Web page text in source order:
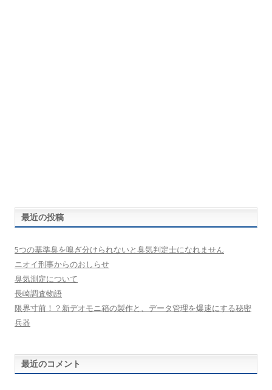
最近の投稿
5つの基準臭を嗅ぎ分けられないと臭気判定士になれません
ニオイ刑事からのおしらせ
臭気測定について
長崎調査物語
限界寸前！？新デオモニ箱の製作と、データ管理を爆速にする秘密
兵器
最近のコメント